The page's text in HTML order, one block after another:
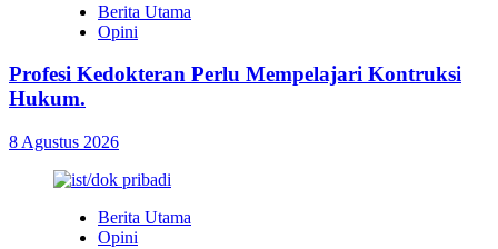
Berita Utama
Opini
Profesi Kedokteran Perlu Mempelajari Kontruksi
Hukum.
8 Agustus 2026
Berita Utama
Opini